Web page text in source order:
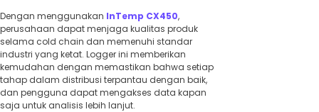
Dengan menggunakan InTemp CX450,
perusahaan dapat menjaga kualitas produk
selama cold chain dan memenuhi standar
industri yang ketat. Logger ini memberikan
kemudahan dengan memastikan bahwa setiap
tahap dalam distribusi terpantau dengan baik,
dan pengguna dapat mengakses data kapan
saja untuk analisis lebih lanjut.